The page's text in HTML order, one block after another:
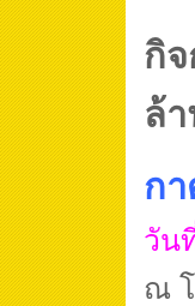
กิ
ล้
ก
วัน
ณ